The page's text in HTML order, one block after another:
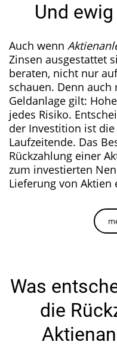
Und
Auch wenn
Zinsen ausgestattet
beraten, nicht nur
schauen. Denn
Geldanlage gilt:
jedes Risiko.
der Investition ist die
Laufzeitende. Das
Rückzahlung einer
zum investierten
Lieferung von Aktien
Was
die